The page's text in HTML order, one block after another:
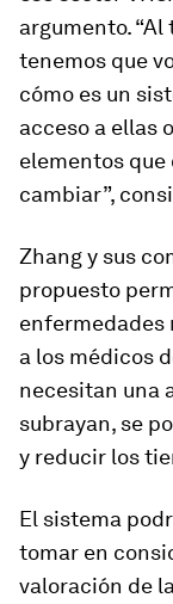
argumento.
tenemos que
cómo es un
acceso a ellas
elementos que
cambiar”,
Zhang y sus
propuesto
enfermedades
a los médicos
necesitan una
subrayan, se
y reducir los
El sistema
tomar en
valoración de